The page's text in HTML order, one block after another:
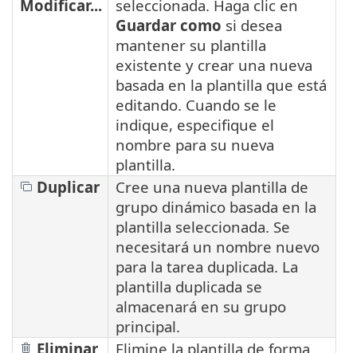
Modificar...
seleccionada. Haga clic en
Guardar como si desea
mantener su plantilla
existente y crear una nueva
basada en la plantilla que está
editando. Cuando se le
indique, especifique el
nombre para su nueva
plantilla.
Duplicar
Cree una nueva plantilla de
grupo dinámico basada en la
plantilla seleccionada. Se
necesitará un nombre nuevo
para la tarea duplicada. La
plantilla duplicada se
almacenará en su grupo
principal.
Eliminar
Elimine la plantilla de forma